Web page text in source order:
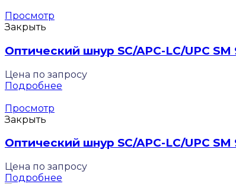
Просмотр
Закрыть
Оптический шнур SC/APC-LC/UPC
Цена по запросу
Подробнее
Просмотр
Закрыть
Оптический шнур SC/APC-LC/UPC
Цена по запросу
Подробнее